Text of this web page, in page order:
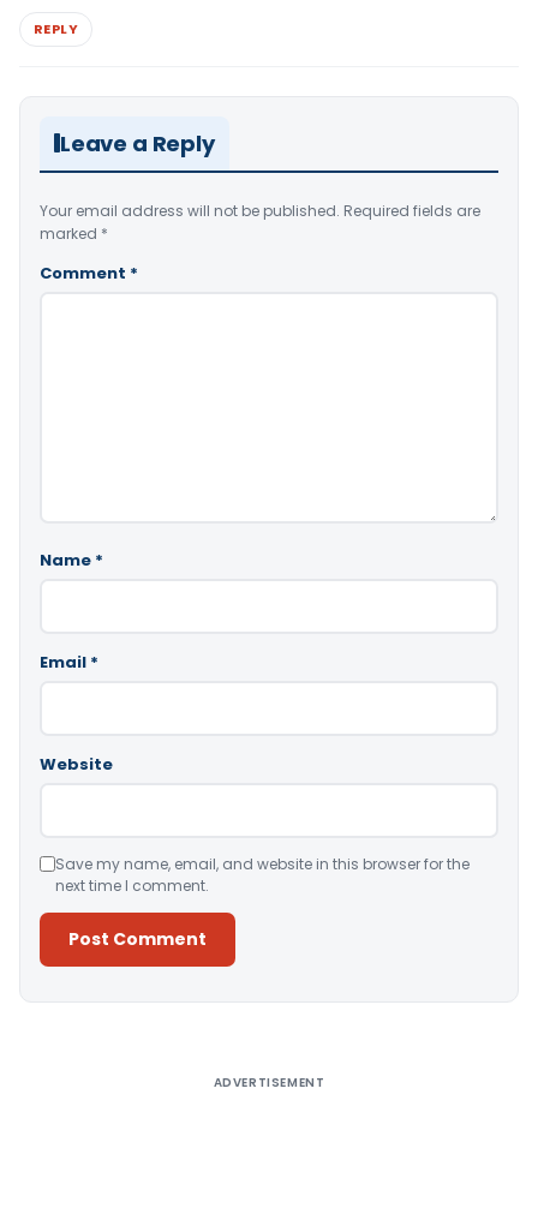
REPLY
Leave a Reply
Your email address will not be published. Required fields are
marked *
Comment *
Name *
Email *
Website
Save my name, email, and website in this browser for the
next time I comment.
ADVERTISEMENT